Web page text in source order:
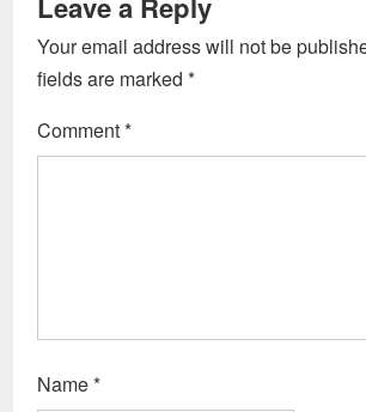
Your email address will not be
fields are marked*
Comment*
Name*